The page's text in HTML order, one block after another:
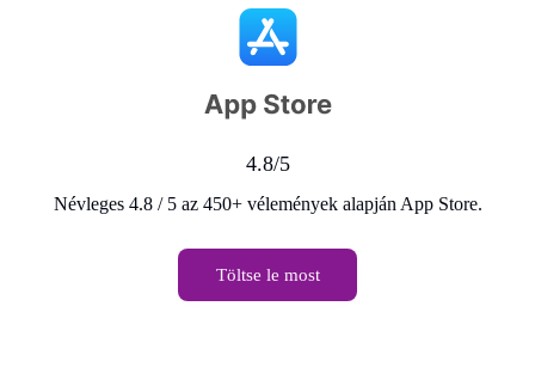
4.8/5
Névleges 4.8 / 5 az 450+ vélemények alapján App Store.
Töltse le most